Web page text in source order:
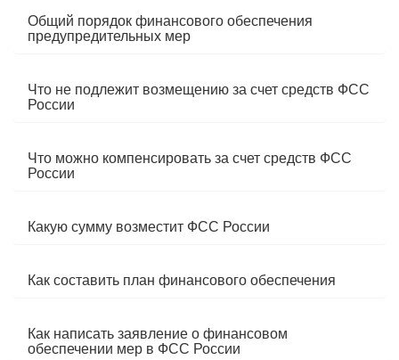
Общий порядок финансового обеспечения
предупредительных мер
Что не подлежит возмещению за счет средств ФСС
России
Что можно компенсировать за счет средств ФСС
России
Какую сумму возместит ФСС России
Как составить план финансового обеспечения
Как написать заявление о финансовом
обеспечении мер в ФСС России